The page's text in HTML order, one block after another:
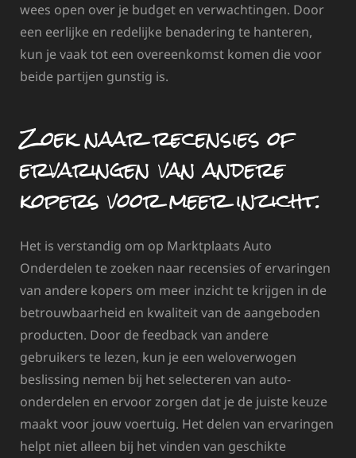
wees open over je budget en verwachtingen. Door
een eerlijke en redelijke benadering te hanteren,
kun je vaak tot een overeenkomst komen die voor
beide partijen gunstig is.
Zoek naar recensies of
ervaringen van andere
kopers voor meer inzicht.
Het is verstandig om op Marktplaats Auto
Onderdelen te zoeken naar recensies of ervaringen
van andere kopers om meer inzicht te krijgen in de
betrouwbaarheid en kwaliteit van de aangeboden
producten. Door de feedback van andere
gebruikers te lezen, kun je een weloverwogen
beslissing nemen bij het selecteren van auto-
onderdelen en ervoor zorgen dat je de juiste keuze
maakt voor jouw voertuig. Het delen van ervaringen
helpt niet alleen bij het vinden van geschikte